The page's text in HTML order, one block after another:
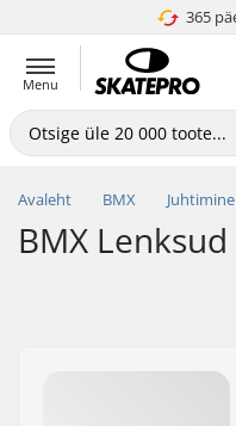
365
Menu
Avaleht BMX Juhtimine
BMX Lenksud